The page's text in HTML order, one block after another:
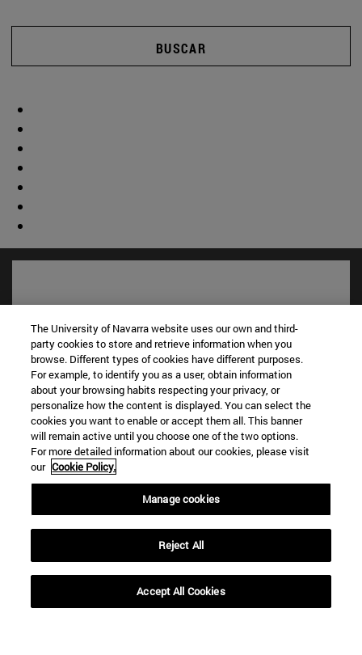
BUSCAR
Accesos directos
Biblioteca(abre en nueva ventana)
Mi correo(abre en nueva ventana)
(abre en nueva ventana)
Búsqueda de personas(abre en nueva ventana)
Trabaja con nosotros(abre en nueva ventana)
Información
TFNO +34 948 42 56 00
¿QUÉ GRADO TE INTERESA?
The University of Navarra website uses our own and third-
party cookies to store and retrieve information when you
browse. Different types of cookies have different purposes.
For example, to identify you as a user, obtain information
about your browsing habits respecting your privacy, or
personalize how the content is displayed. You can select the
cookies you want to enable or accept them all. This banner
will remain active until you choose one of the two options.
For more detailed information about our cookies, please visit
our Cookie Policy.
Manage cookies
Reject All
Accept All Cookies